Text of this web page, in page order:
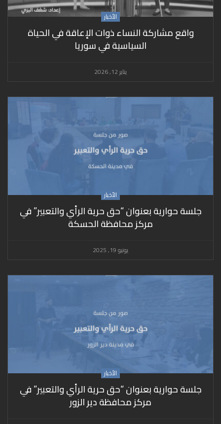
الأخبار
واقع مشاركة النساء ذوات الإعاقة في الحياة
السياسية في سوريا
يناير 12, 2026
الأخبار
جلسة حوارية بعنوان “حق حرية الرأي والتعبير” في
مركز محافظة الحسكة
يونيو 19, 2025
الأخبار
جلسة حوارية بعنوان “حق حرية الرأي والتعبير” في
مركز محافظة دير الزور